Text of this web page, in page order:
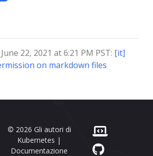
22, 2021 at 6:21 PM PST: [it]
on markdown files
© 2026 Gli autori di
Kubernetes |
Documentazione